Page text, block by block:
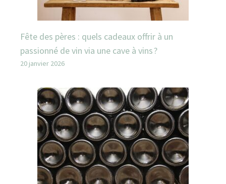
Fête des pères : quels cadeaux offrir à un
passionné de vin via une cave à vins ?
20 janvier 2026